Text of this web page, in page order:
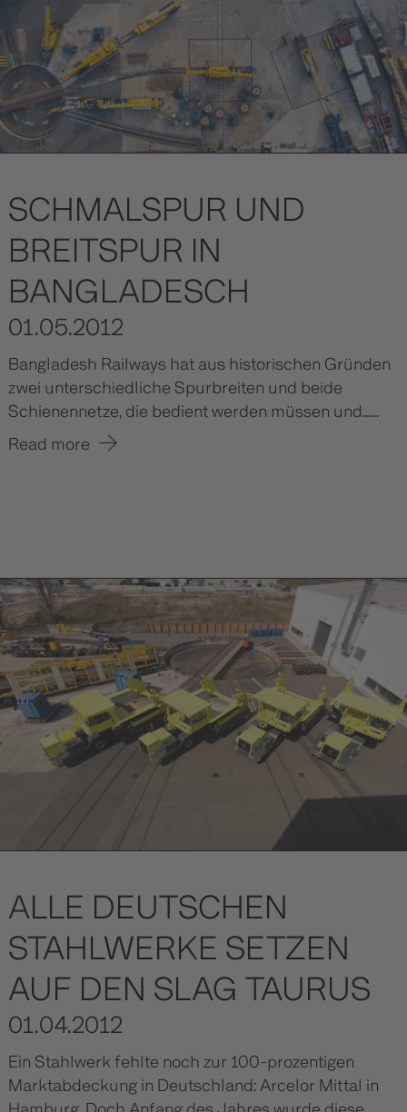
SCHMALSPUR UND
BREITSPUR IN
BANGLADESCH
01.05.2012
Bangladesh Railways hat aus historischen Gründen
zwei unterschiedliche Spurbreiten und beide
Schienennetze, die bedient werden müssen und......
Read more
ALLE DEUTSCHEN
STAHLWERKE SETZEN
AUF DEN SLAG TAURUS
01.04.2012
Ein Stahlwerk fehlte noch zur 100-prozentigen
Marktabdeckung in Deutschland: Arcelor Mittal in